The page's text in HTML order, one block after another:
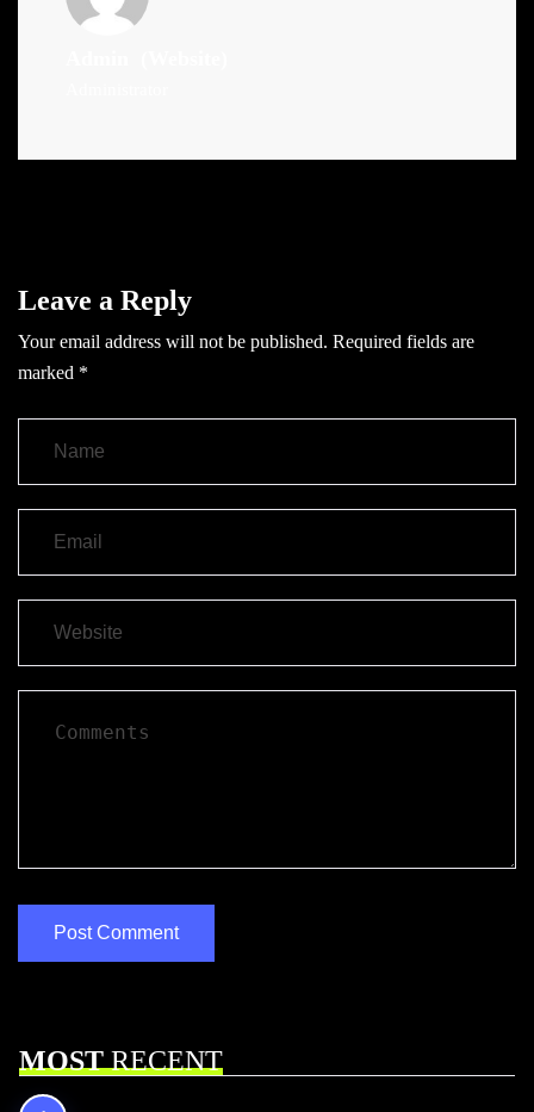
Leave a Reply
Your email address will not be published. Required fields are
marked *
MOSTRECENT